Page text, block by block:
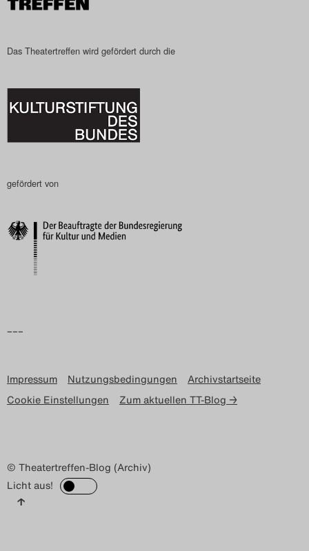
Das Theatertreffen-Blog
2024
2025
Das Theatertreffen-Blog
Nutzungsbedingungen
Das Theatertreffen wird gefördert durch die
gefördert von
–––
Impressum Nutzungsbedingungen
Archivstartseite
Cookie Einstellungen
Zum aktuellen TT-Blog →
© Theatertreffen-Blog (Archiv)
Licht aus!
↑